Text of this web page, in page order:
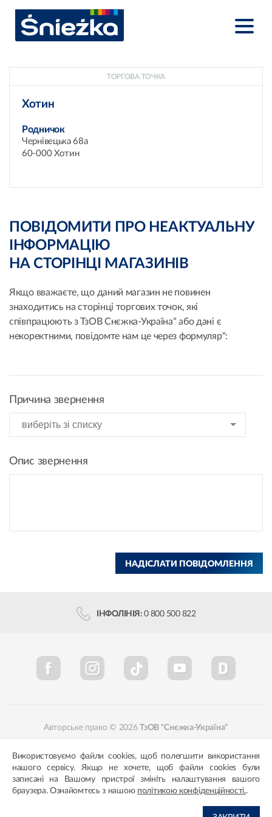
ТОРГОВА ТОЧКА
Хотин
Родничок
Чернівецька 68а
60-000 Хотин
ПОВІДОМИТИ ПРО НЕАКТУАЛЬНУ
ІНФОРМАЦІЮ
НА СТОРІНЦІ МАГАЗИНІВ
Якщо вважаєте, що даний магазин не повинен
знаходитись на сторінці торгових точок, які
співпрацюють з ТзОВ Снєжка-Україна" або дані є
некоректними, повідомте нам це через формуляр":
Причина звернення
Опис звернення
НАДІСЛАТИ ПОВІДОМЛЕННЯ
ІНФОЛІНІЯ: 0 800 500 822
Авторське право © 2026ТзОВ "Снєжка-Україна"
Політика конфіденційності Відповідність кольорів
Використовуємо файли cookies, щоб полегшити використання
нашого сервісу. Якщо не хочете, щоб файли cookies були
записані на Вашому пристрої змініть налаштування вашого
браузера. Ознайомтесь з нашою політикою конфіденційності..